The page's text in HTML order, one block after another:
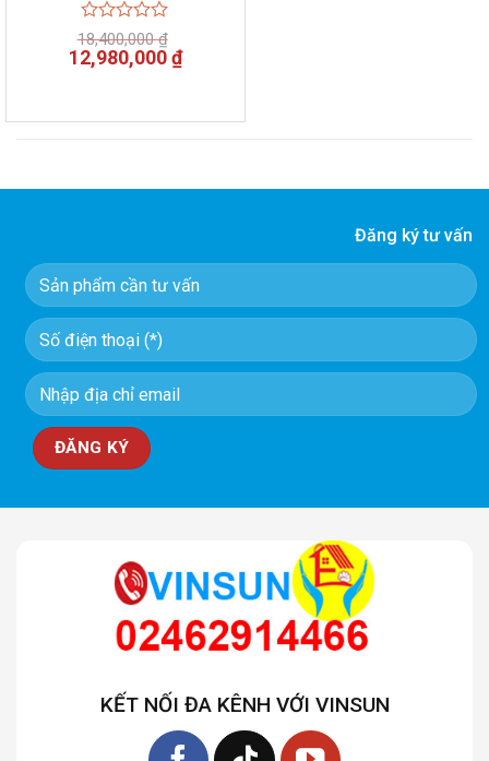
Được
xếp
hạng
sao
18,400,000₫
Giá
gốc
18,400,000 ₫.
12,980,000₫Giá
hiện
là:
Đăng ký tư vấn
KẾT NỐI ĐA KÊNH VỚI VINSUN